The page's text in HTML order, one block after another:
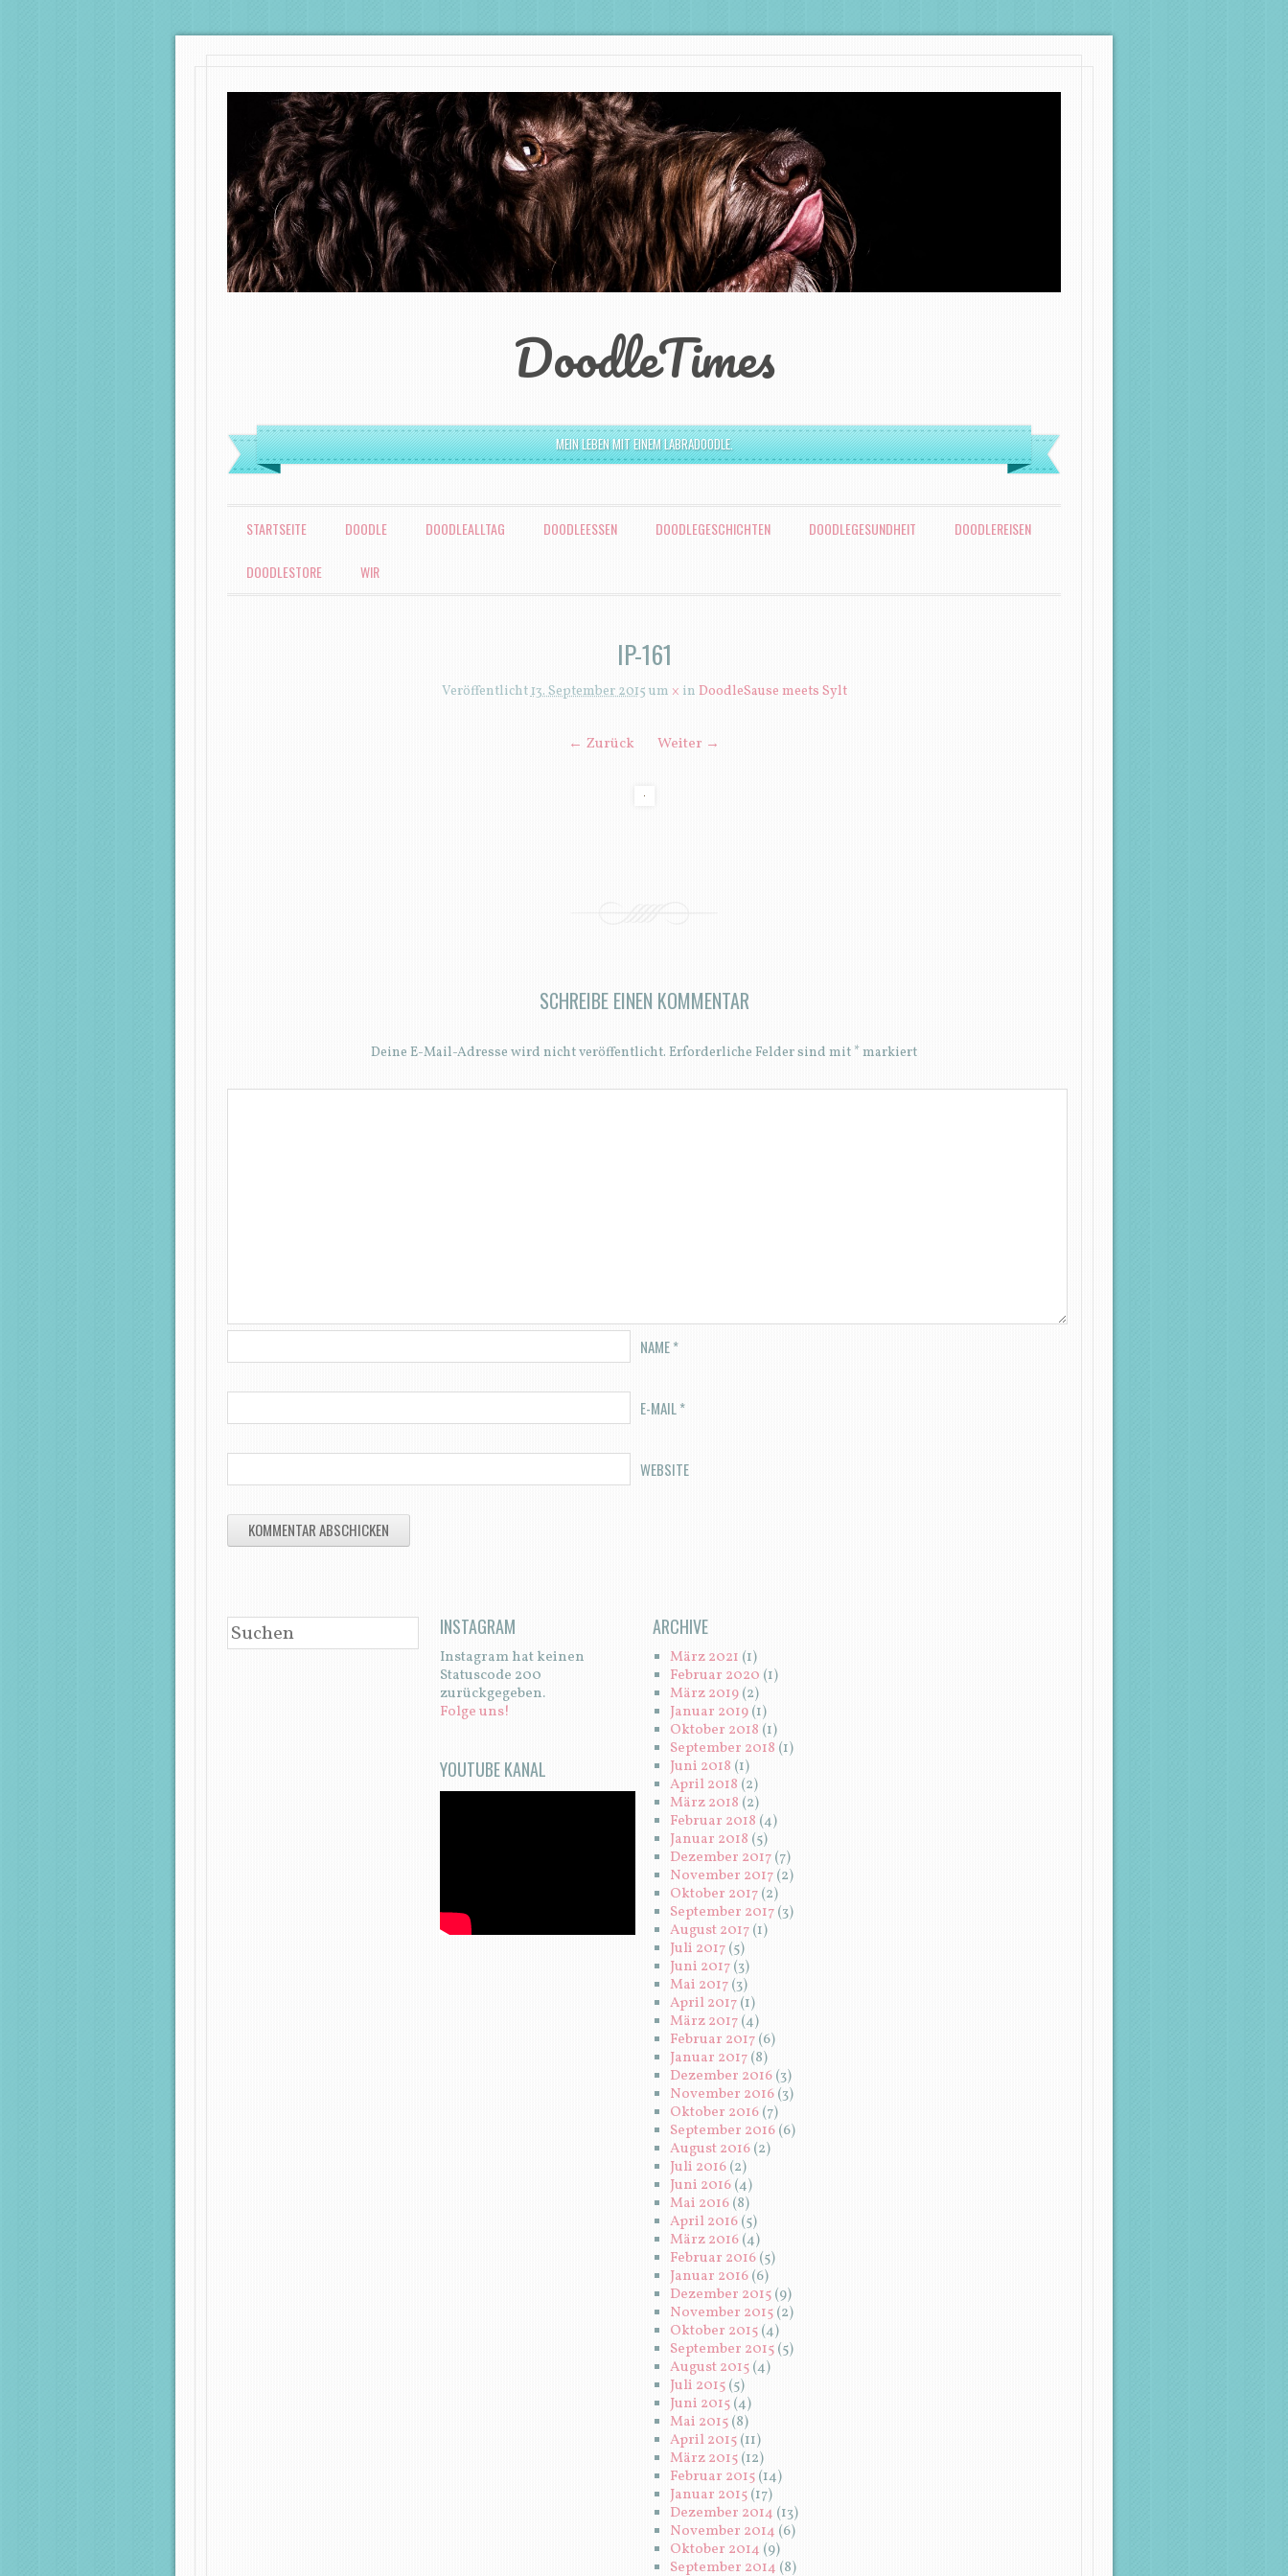
DoodleTimes
MEIN LEBEN MIT EINEM LABRADOODLE.
MENÜ
ZUM INHALT SPRINGEN
STARTSEITE DOODLE DOODLEALLTAG DOODLEESSEN DOODLEGESCHICHTEN DOODLEGESUNDHEIT DOODLEREISEN
DOODLESTORE WIR
IP-161
Veröffentlicht13. September 2015 um × in DoodleSause meets Sylt
← Zurück Weiter →
SCHREIBE EINEN KOMMENTAR
Deine E-Mail-Adresse wird nicht veröffentlicht. Erforderliche Felder sind mit *markiert
NAME*
E-MAIL *
WEBSITE
SUCHEN INSTAGRAM
Instagram hat keinen
Statuscode 200
zurückgegeben.
Folge uns!
YOUTUBE KANAL
ARCHIVE
März 2021 (1)
Februar 2020 (1)
März 2019(2)
Januar 2019(1)
Oktober 2018 (1)
September 2018 (1)
Juni 2018 (1)
April 2018 (2)
März 2018 (2)
Februar 2018 (4)
Januar 2018 (5)
Dezember 2017(7)
November 2017(2)
Oktober 2017(2)
September 2017(3)
August 2017(1)
Juli 2017(5)
Juni 2017(3)
Mai 2017(3)
April 2017(1)
März 2017(4)
Februar 2017(6)
Januar 2017(8)
Dezember 2016(3)
November 2016(3)
Oktober 2016(7)
September 2016(6)
August 2016(2)
Juli 2016(2)
Juni 2016(4)
Mai 2016(8)
April 2016(5)
März 2016(4)
Februar 2016(5)
Januar 2016(6)
Dezember 2015(9)
November 2015(2)
Oktober 2015(4)
September 2015(5)
August 2015(4)
Juli 2015(5)
Juni 2015(4)
Mai 2015(8)
April 2015(11)
März 2015(12)
Februar 2015(14)
Januar 2015(17)
Dezember 2014 (13)
November 2014 (6)
Oktober 2014 (9)
September 2014 (8)